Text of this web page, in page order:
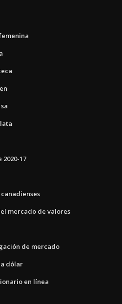
17
mercado de valores
de mercado
dólar
en línea